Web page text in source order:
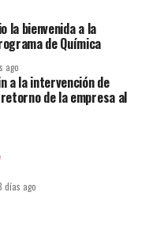
la bienvenida a la
de Química
ago
a la intervención de
de la empresa al
días ago